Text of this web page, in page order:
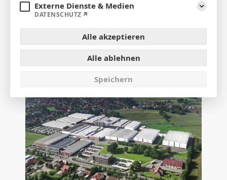
Externe Dienste & Medien
DATENSCHUTZ
Alle akzeptieren
Alle ablehnen
Speichern